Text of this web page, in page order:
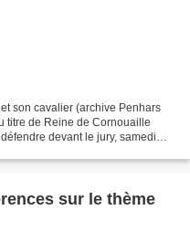
son cavalier (archive Penhars
titre de Reine de Cornouaille
devant le jury, samedi
sur le thème